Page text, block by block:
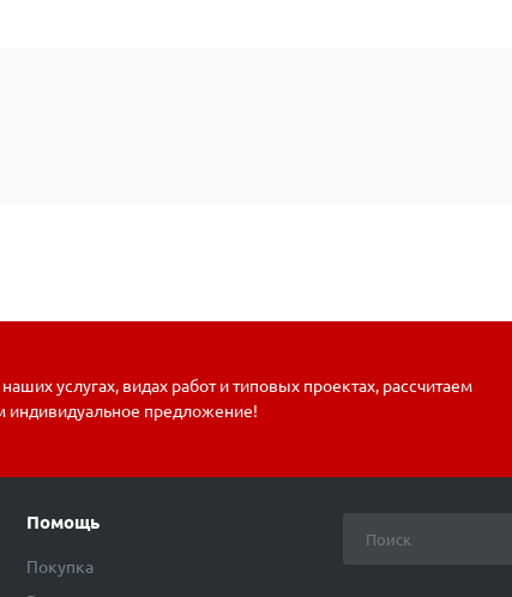
услугах, видах работ и типовых проектах, рассчитаем
индивидуальное предложение!
Помощь
Покупка